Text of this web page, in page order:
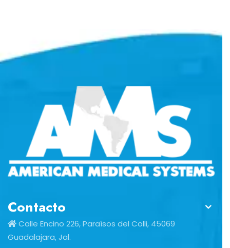
Contacto
Calle Encino 226, Paraísos del Colli, 45069
Guadalajara, Jal.